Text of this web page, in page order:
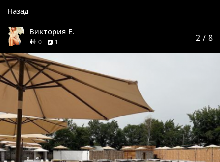
Назад
Виктория Е.
0друзей
1 2 / 8